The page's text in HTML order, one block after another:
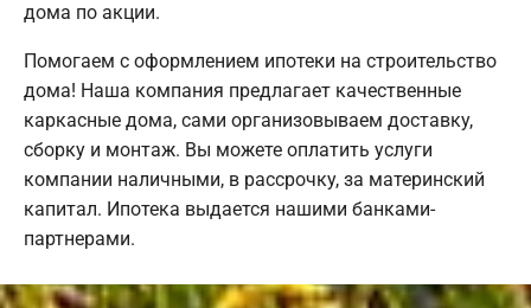
дома по акции.
Помогаем с оформлением ипотеки на строительство
дома! Наша компания предлагает качественные
каркасные дома, сами организовываем доставку,
сборку и монтаж. Вы можете оплатить услуги
компании наличными, в рассрочку, за материнский
капитал. Ипотека выдается нашими банками-
партнерами.